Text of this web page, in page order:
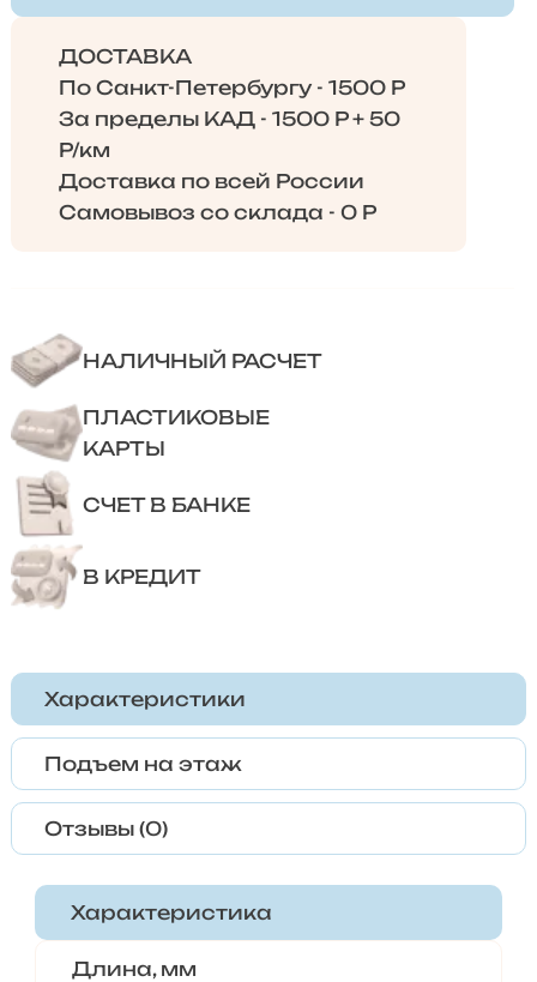
ДОСТАВКА
По Санкт-Петербургу - 1500 Р
За пределы КАД - 1500 Р + 50
Р/км
Доставка по всей России
Самовывоз со склада - 0 Р
НАЛИЧНЫЙ РАСЧЕТ
ПЛАСТИКОВЫЕ
КАРТЫ
СЧЕТ В БАНКЕ
В КРЕДИТ
Характеристики
Подъем на этаж
Отзывы (0)
Характеристика
Длина, мм